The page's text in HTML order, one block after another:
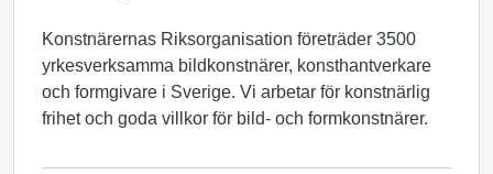
Konstnärernas Riksorganisation företräder 3500
yrkesverksamma bildkonstnärer, konsthantverkare
och formgivare i Sverige. Vi arbetar för konstnärlig
frihet och goda villkor för bild- och formkonstnärer.